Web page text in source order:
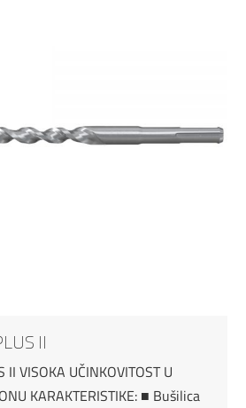
II
II VISOKA UČINKOVITOST U
KARAKTERISTIKE: ■ Bušilica